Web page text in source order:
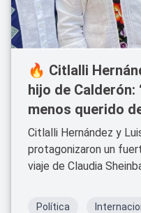
🔥 Citlalli
hijo de Calderón:
menos querido
Citlalli Hernández y
protagonizaron un
viaje de Claudia
Política